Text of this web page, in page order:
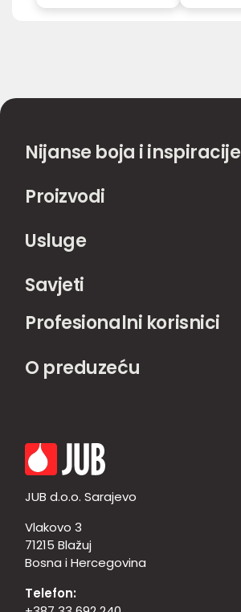
Nijanse boja i inspiracije
Proizvodi
Usluge
Savjeti
Profesionalni korisnici
O preduzeću
JUB d.o.o. Sarajevo
Vlakovo 3
71215 Blažuj
Bosna i Hercegovina
Telefon: